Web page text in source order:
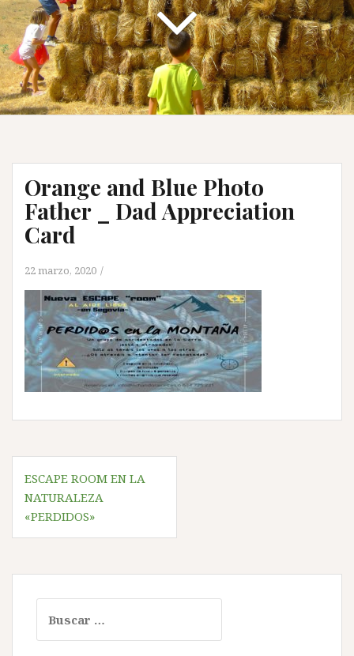
Orange and Blue Photo
Father _ Dad Appreciation
Card
22 marzo, 2020
Navegación
de
entradas
ESCAPE ROOM EN LA
NATURALEZA
«PERDIDOS»